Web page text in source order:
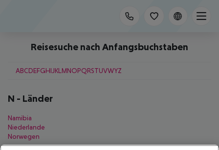
Reisesuche nach Anfangsbuchstaben
ABCDEFGHIJKL MNOPQRSTUVWYZ
N - Länder
Namibia
Niederlande
Norwegen